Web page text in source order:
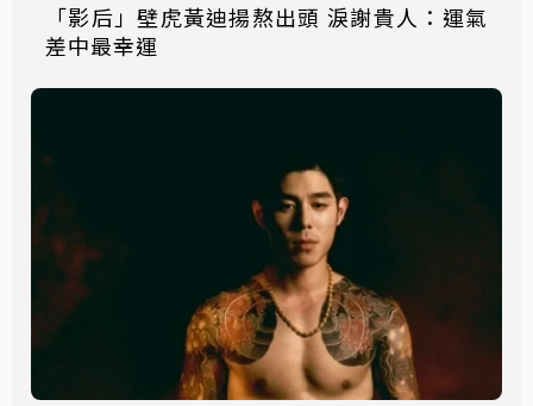
「影后」壁虎黃迪揚熬出頭 淚謝貴人：運氣
差中最幸運